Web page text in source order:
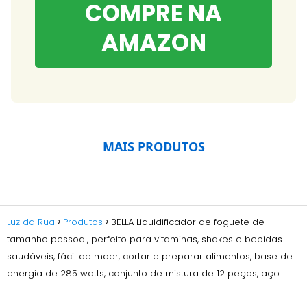
COMPRE NA
AMAZON
MAIS PRODUTOS
Luz da Rua Produtos
BELLA Liquidificador de foguete de
tamanho pessoal, perfeito para vitaminas, shakes e bebidas
saudáveis, fácil de moer, cortar e preparar alimentos, base de
energia de 285 watts, conjunto de mistura de 12 peças, aço